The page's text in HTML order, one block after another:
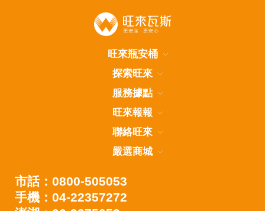
旺來瓶安桶
探索旺來
服務據點
旺來報報
聯絡旺來
嚴選商城
市話：0800-505053
手機：04-22357272